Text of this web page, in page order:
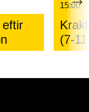
eftir
15:00
(7-